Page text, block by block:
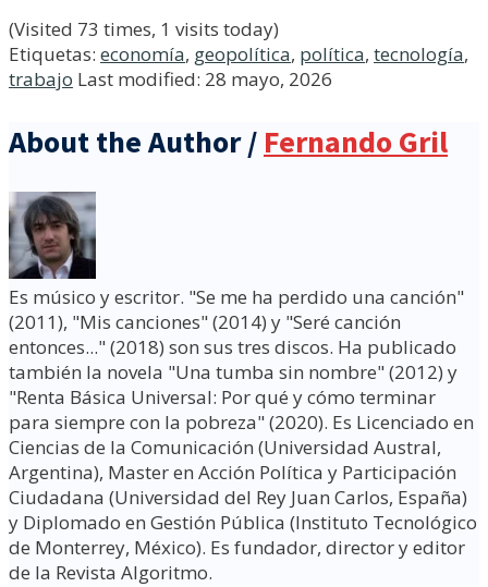
(Visited 73 times, 1 visits today)
Etiquetas: economía, geopolítica, política, tecnología,
trabajo Last modified: 28 mayo, 2026
About the Author / Fernando Gril
Es músico y escritor. "Se me ha perdido una canción"
(2011), "Mis canciones" (2014) y "Seré canción
entonces..." (2018) son sus tres discos. Ha publicado
también la novela "Una tumba sin nombre" (2012) y
"Renta Básica Universal: Por qué y cómo terminar
para siempre con la pobreza" (2020). Es Licenciado en
Ciencias de la Comunicación (Universidad Austral,
Argentina), Master en Acción Política y Participación
Ciudadana (Universidad del Rey Juan Carlos, España)
y Diplomado en Gestión Pública (Instituto Tecnológico
de Monterrey, México). Es fundador, director y editor
de la Revista Algoritmo.